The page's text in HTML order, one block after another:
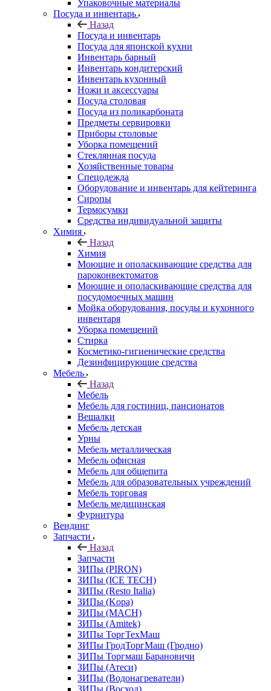
Упаковочные материалы
Посуда и инвентарь
Назад
Посуда и инвентарь
Посуда для японской кухни
Инвентарь барный
Инвентарь кондитерский
Инвентарь кухонный
Ножи и аксессуары
Посуда столовая
Посуда из поликарбоната
Предметы сервировки
Приборы столовые
Уборка помещений
Стеклянная посуда
Хозяйственные товары
Спецодежда
Оборудование и инвентарь для кейтеринга
Сиропы
Термосумки
Средства индивидуальной защиты
Химия
Назад
Химия
Моющие и ополаскивающие средства для
пароконвектоматов
Моющие и ополаскивающие средства для
посудомоечных машин
Мойка оборудования, посуды и кухонного
инвентаря
Уборка помещений
Стирка
Косметико-гигиенические средства
Дезинфицирующие средства
Мебель
Назад
Мебель
Мебель для гостиниц, пансионатов
Вешалки
Мебель детская
Урны
Мебель металлическая
Мебель офисная
Мебель для общепита
Мебель для образовательных учреждений
Мебель торговая
Мебель медицинская
Фурнитура
Вендинг
Запчасти
Назад
Запчасти
ЗИПы (PIRON)
ЗИПы (ICE TECH)
ЗИПы (Resto Italia)
ЗИПы (Kopa)
ЗИПы (MACH)
ЗИПы (Amitek)
ЗИПы ТоргТехМаш
ЗИПы ГродТоргМаш (Гродно)
ЗИПы Торгмаш Барановичи
ЗИПы (Атеси)
ЗИПы (Водонагреватели)
ЗИПы (Восход)